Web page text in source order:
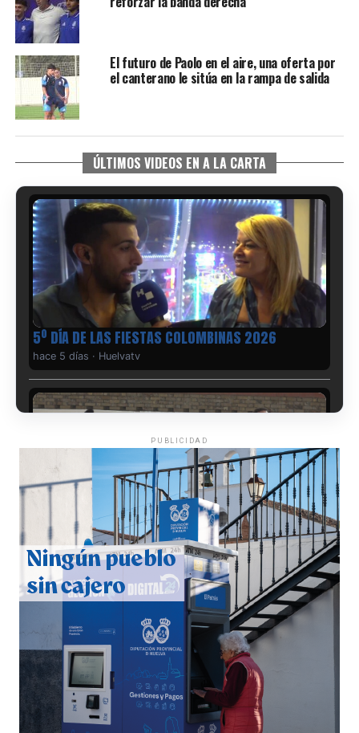
El futuro de Paolo en el aire, una oferta por
el canterano le sitúa en la rampa de salida
ÚLTIMOS VIDEOS EN A LA CARTA
5º DÍA DE LAS FIESTAS COLOMBINAS 2026
hace 5 días · Huelvatv
CUARTA CORRIDA DE LAS FIESTAS COLOMBINAS
2026
hace 6 días·Huelvatv
PUBLICIDAD